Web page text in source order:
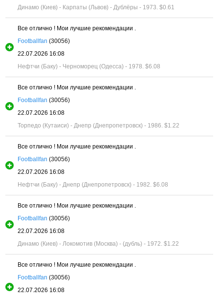
Динамо (Киев) - Карпаты (Львов) - Дублёры - 1973. $0.61
Все отлично ! Мои лучшие рекомендации .
Footballfan (30056)
22.07.2026 16:08
Нефтчи (Баку) - Черноморец (Одесса) - 1978. $6.08
Все отлично ! Мои лучшие рекомендации .
Footballfan (30056)
22.07.2026 16:08
Торпедо (Кутаиси) - Днепр (Днепропетровск) - 1986. $1.22
Все отлично ! Мои лучшие рекомендации .
Footballfan (30056)
22.07.2026 16:08
Нефтчи (Баку) - Днепр (Днепропетровск) - 1982. $6.08
Все отлично ! Мои лучшие рекомендации .
Footballfan (30056)
22.07.2026 16:08
Динамо (Киев) - Локомотив (Москва) - (дубль) - 1972. $1.22
Все отлично ! Мои лучшие рекомендации .
Footballfan (30056)
22.07.2026 16:08